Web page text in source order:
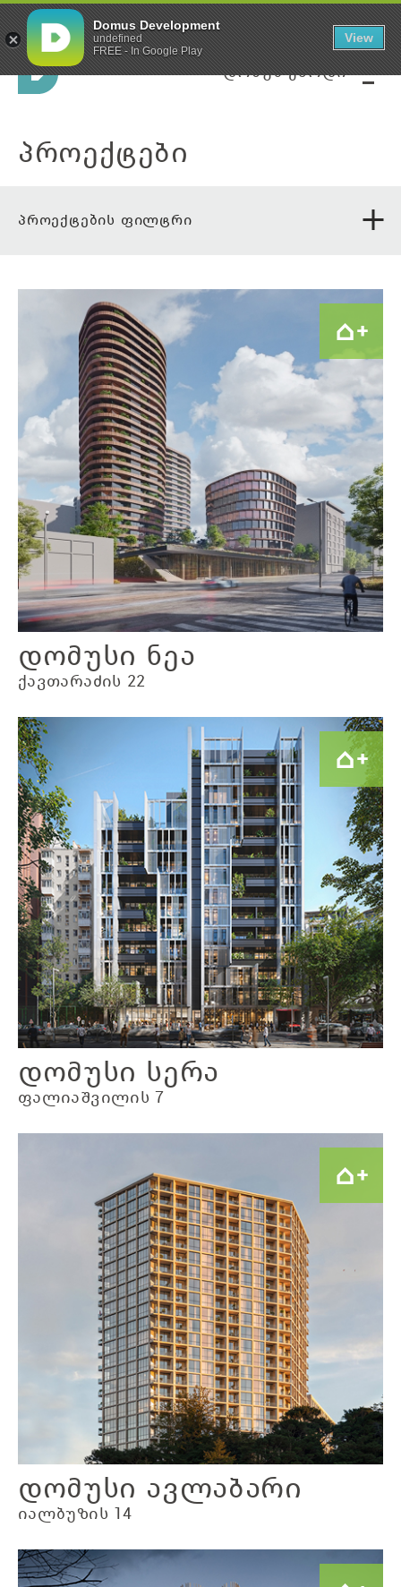
Domus Development
undefined
FREE - In Google Play
View
მწვანე კარკასი
დომუს ქარდი
პროექტები
პროექტების ფილტრი
დომუსი ნეა
ქავთარაძის 22
დომუსი სერა
ფალიაშვილის 7
დომუსი ავლაბარი
იალბუზის 14